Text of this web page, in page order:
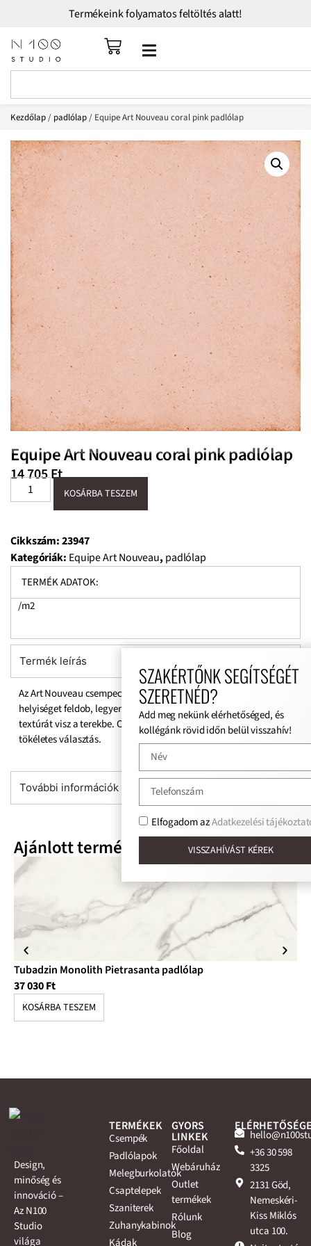
Termékeink folyamatos feltöltés alatt!
Kezdőlap/ padlólap/ Equipe Art Nouveau coral pink padlólap
Equipe Art Nouveau coral pink padlólap
14 705Ft
KOSÁRBA TESZEM
Cikkszám:23947
Kategóriák: Equipe Art Nouveau, padlólap
TERMÉK ADATOK:
/m2
Termék leírás
Az Art Nouveau csempecsalád egyedi mintavilágával bármilyen
helyiséget feldob, legyen az beltér vagy kültér. Fényt, mozgást és
textúrát visz a terekbe. Optimista és színes egyéniségeknek
tökéletes választás.
További információk
Ajánlott termékek
Tubadzin Monolith Pietrasanta padlólap
37 030Ft
KOSÁRBA TESZEM
Design,
minőség és
innováció –
Az N100
Studio
világa
TERMÉKEK
Csempék
Padlólapok
Melegburkolatok
Csaptelepek
Szaniterek
Zuhanykabinok
GYORS
LINKEK
Főoldal
Webáruház
Outlet
termékek
Rólunk
Blog
+36 30 598
3325
2131 Göd,
Nemeskéri-
Kiss Miklós
utca 100.
SZAKÉRTŐNK SEGÍTSÉGÉT
SZERETNÉD?
Add meg nekünk elérhetőséged, és
kollégánk rövid időn belül visszahív!
Elfogadom azAdatkezelési
VISSZAHÍVÁST KÉREK